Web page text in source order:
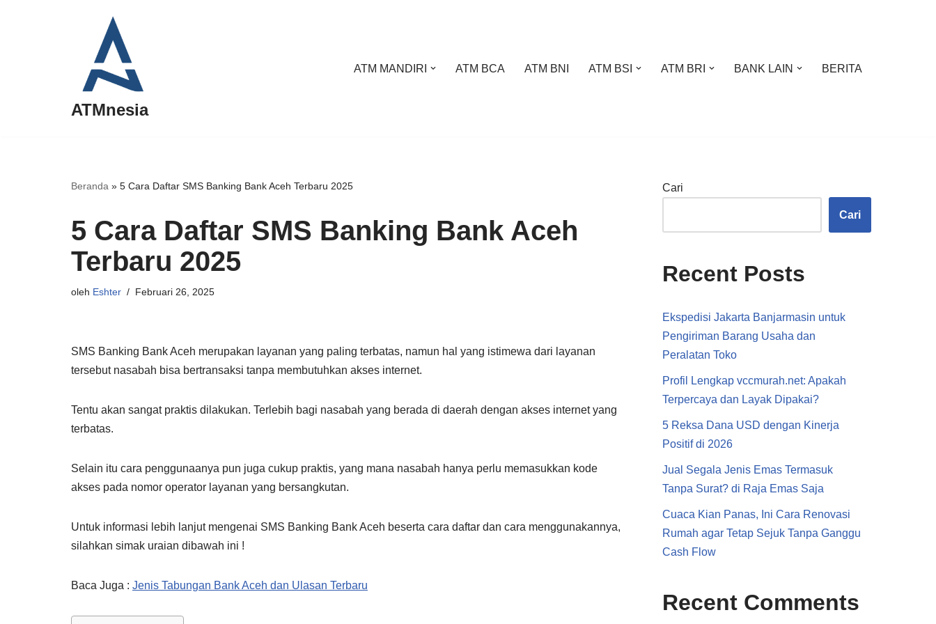
ATMnesia
ATM MANDIRI ATM BCA ATM BNI ATM BSI ATM BRI BANK LAIN BERITA
Beranda » 5 Cara Daftar SMS Banking Bank Aceh Terbaru 2025
5 Cara Daftar SMS Banking Bank Aceh
Terbaru 2025
oleh Eshter Februari 26, 2025
SMS Banking Bank Aceh merupakan layanan yang paling terbatas, namun hal yang istimewa dari layanan
tersebut nasabah bisa bertransaksi tanpa membutuhkan akses internet.
Tentu akan sangat praktis dilakukan. Terlebih bagi nasabah yang berada di daerah dengan akses internet yang
terbatas.
Selain itu cara penggunaanya pun juga cukup praktis, yang mana nasabah hanya perlu memasukkan kode
akses pada nomor operator layanan yang bersangkutan.
Untuk informasi lebih lanjut mengenai SMS Banking Bank Aceh beserta cara daftar dan cara menggunakannya,
silahkan simak uraian dibawah ini !
Baca Juga : Jenis Tabungan Bank Aceh dan Ulasan Terbaru
Cari
Cari
Recent Posts
Ekspedisi Jakarta Banjarmasin untuk
Pengiriman Barang Usaha dan
Peralatan Toko
Profil Lengkap vccmurah.net: Apakah
Terpercaya dan Layak Dipakai?
5 Reksa Dana USD dengan Kinerja
Positif di 2026
Jual Segala Jenis Emas Termasuk
Tanpa Surat? di Raja Emas Saja
Cuaca Kian Panas, Ini Cara Renovasi
Rumah agar Tetap Sejuk Tanpa Ganggu
Cash Flow
Recent Comments